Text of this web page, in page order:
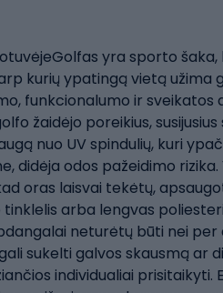
yra sporto
kurių ypatingą vietą užima
funkcionalumo ir sveikatos
žaidėjo poreikius,
nuo UV spindulių, kuri
odos pažeidimo
oras laisvai tekėtų,
arba lengvas
neturėtų būti nei
sukelti galvos skausmą
individualiai